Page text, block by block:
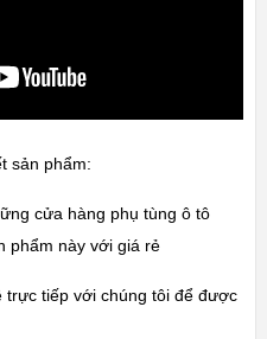
sản phẩm:
cửa hàng phụ tùng ô tô
phẩm này với giá rẻ
trực tiếp với chúng tôi để được